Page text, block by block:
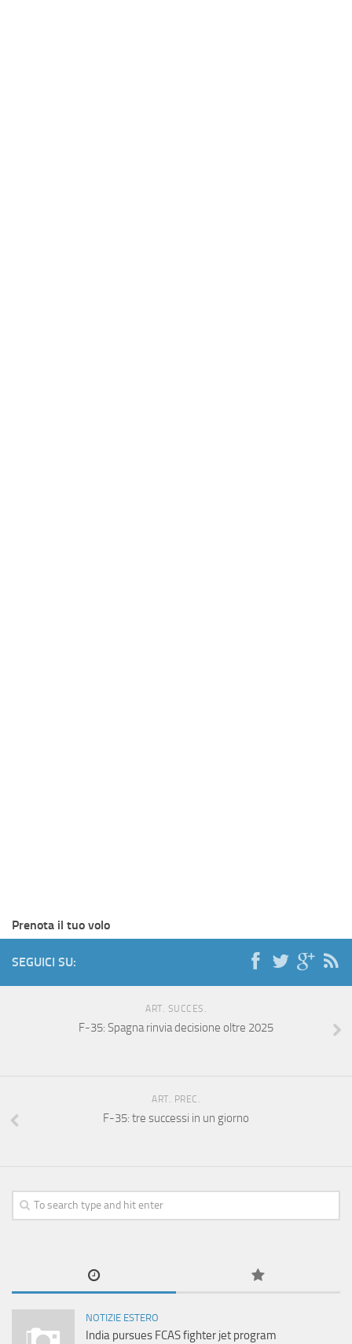
Prenota il tuo volo
SEGUICI SU:
ART. SUCCES.
F-35: Spagna rinvia decisione oltre 2025
ART. PREC.
F-35: tre successi in un giorno
NOTIZIE ESTERO
India pursues FCAS fighter jet program